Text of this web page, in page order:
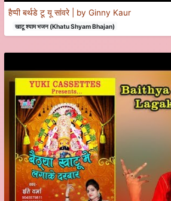
हैप्पी बर्थडे टू यू सांवरे | by Ginny Kaur
खाटू श्याम भजन (Khatu Shyam Bhajan)